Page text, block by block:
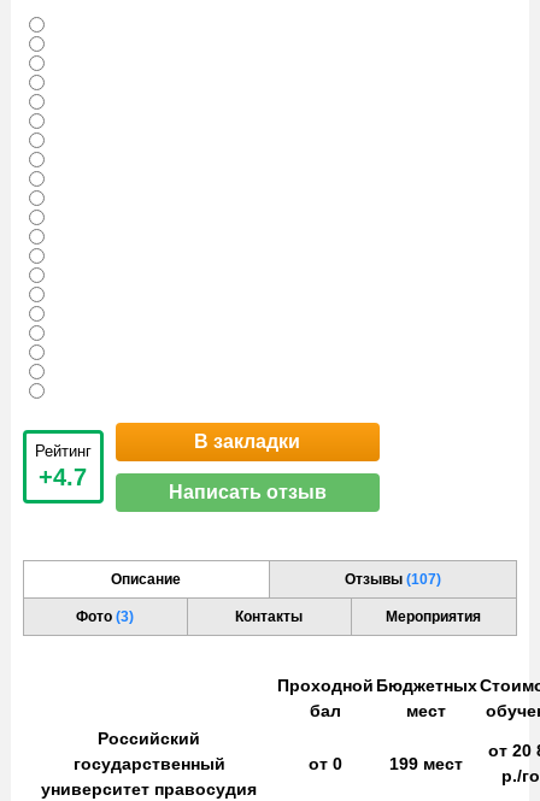
Рейтинг
+4.7
В закладки
Написать отзыв
Описание Отзывы (107)
Фото(3) Контакты Мероприятия
Проходной
бал
Бюджетных
мест
Российский
государственный
университет правосудия
от0 199 мест
от20
р./